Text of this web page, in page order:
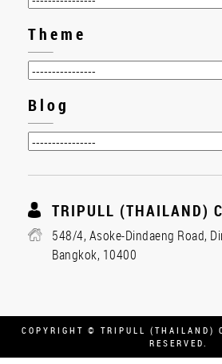
Theme
Blog
TRIPULL (THAILAND)
548/4, Asoke-Dindaeng Road,
Bangkok, 10400
COPYRIGHT © TRIPULL (THAILAND)
RESERVED.